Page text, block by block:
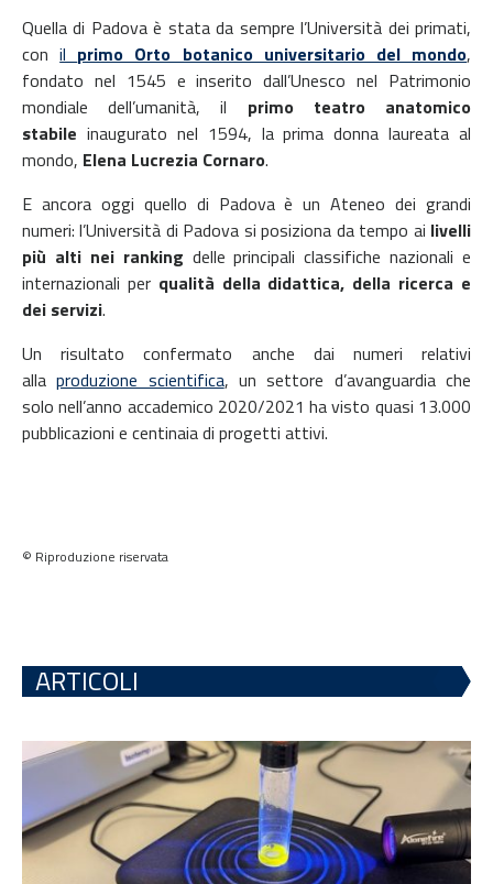
Quella di Padova è stata da sempre l’Università dei primati,
conil primo Orto botanico universitario del mondo,
fondato nel 1545 e inserito dall’Unesco nel Patrimonio
mondiale dell’umanità, il primo teatro anatomico
stabile inaugurato nel 1594, la prima donna laureata al
mondo, Elena Lucrezia Cornaro.
E ancora oggi quello di Padova è un Ateneo dei grandi
numeri: l’Università di Padova si posiziona da tempo ai livelli
più alti nei ranking delle principali classifiche nazionali e
internazionali per qualità della didattica, della ricerca e
dei servizi.
Un risultato confermato anche dai numeri relativi
allaproduzione scientifica, un settore d’avanguardia che
solo nell’anno accademico 2020/2021 ha visto quasi 13.000
pubblicazioni e centinaia di progetti attivi.
© Riproduzione riservata
ARTICOLI